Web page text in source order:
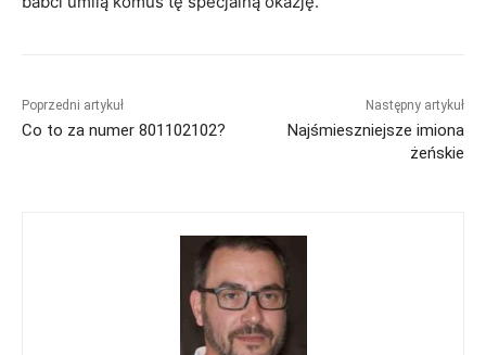
Poprzedni artykuł
Co to za numer 801102102?
Następny artykuł
Najśmieszniejsze imiona
żeńskie